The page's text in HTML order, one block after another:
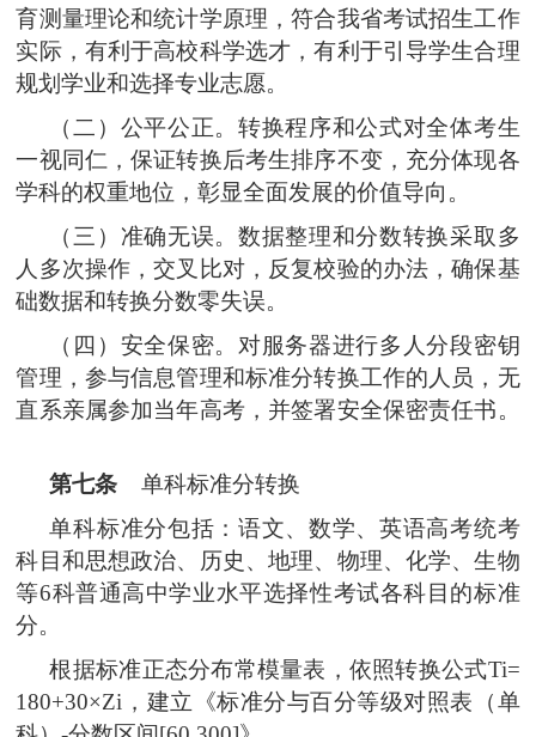
育测量理论和统计学原理，符合我省考试招生工作
实际，有利于高校科学选才，有利于引导学生合理
规划学业和选择专业志愿。
（二）公平公正。转换程序和公式对全体考生
一视同仁，保证转换后考生排序不变，充分体现各
学科的权重地位，彰显全面发展的价值导向。
（三）准确无误。数据整理和分数转换采取多
人多次操作，交叉比对，反复校验的办法，确保基
础数据和转换分数零失误。
（四）安全保密。对服务器进行多人分段密钥
管理，参与信息管理和标准分转换工作的人员，无
直系亲属参加当年高考，并签署安全保密责任书。
第七条 单科标准分转换
单科标准分包括：语文、数学、英语高考统考
科目和思想政治、历史、地理、物理、化学、生物
等6科普通高中学业水平选择性考试各科目的标准
分。
根据标准正态分布常模量表，依照转换公式Ti=
180+30×Zi，建立《标准分与百分等级对照表（单